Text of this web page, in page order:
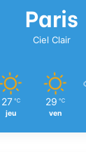
Paris
Ciel Clair
27 ℃
jeu
29 ℃
ven